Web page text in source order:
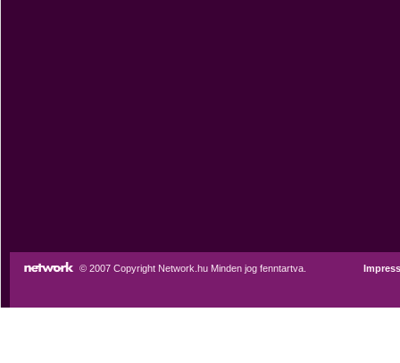
© 2007 Copyright Network.hu Minden jog fenntartva.